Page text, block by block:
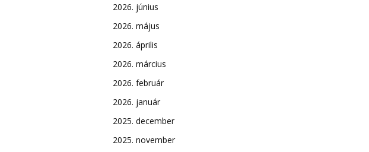
2026. június
2026. május
2026. április
2026. március
2026. február
2026. január
2025. december
2025. november